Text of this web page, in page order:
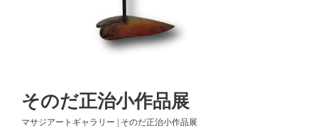
そのだ正治小作品展
マサジアートギャラリー | そのだ正治小作品展